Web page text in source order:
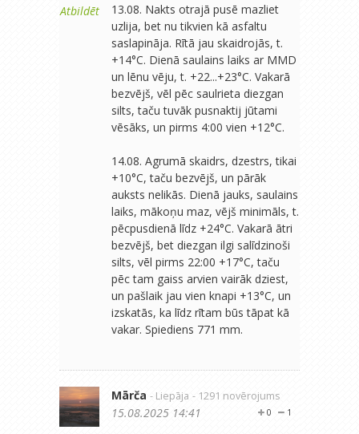
Atbildēt
13.08. Nakts otrajā pusē mazliet
uzlija, bet nu tikvien kā asfaltu
saslapināja. Rītā jau skaidrojās, t.
+14°C. Dienā saulains laiks ar MMD
un lēnu vēju, t. +22...+23°C. Vakarā
bezvējš, vēl pēc saulrieta diezgan
silts, taču tuvāk pusnaktij jūtami
vēsāks, un pirms 4:00 vien +12°C.
14.08. Agrumā skaidrs, dzestrs, tikai
+10°C, taču bezvējš, un pārāk
auksts nelikās. Dienā jauks, saulains
laiks, mākoņu maz, vējš minimāls, t.
pēcpusdienā līdz +24°C. Vakarā ātri
bezvējš, bet diezgan ilgi salīdzinoši
silts, vēl pirms 22:00 +17°C, taču
pēc tam gaiss arvien vairāk dziest,
un pašlaik jau vien knapi +13°C, un
izskatās, ka līdz rītam būs tāpat kā
vakar. Spiediens 771 mm.
Mārča - Liepāja - 1291 novērojums
1
0
15.08.2025 14:41